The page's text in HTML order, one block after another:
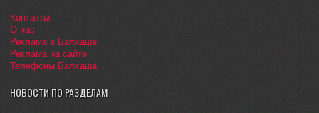
Контакты
О нас
Реклама в Балхаше
Реклама на сайте
Телефоны Балхаша
НОВОСТИ ПО РАЗДЕЛАМ